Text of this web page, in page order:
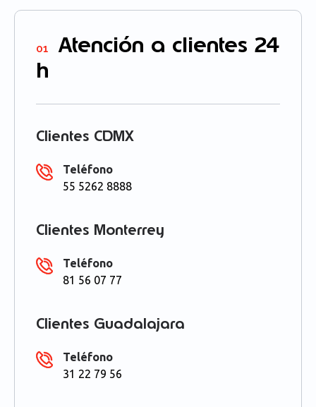
01
Atención a clientes 24
h
Clientes CDMX
Teléfono
55 5262 8888
Clientes Monterrey
Teléfono
81 56 07 77
Clientes Guadalajara
Teléfono
31 22 79 56